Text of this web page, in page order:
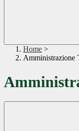
Home >
Amministrazione